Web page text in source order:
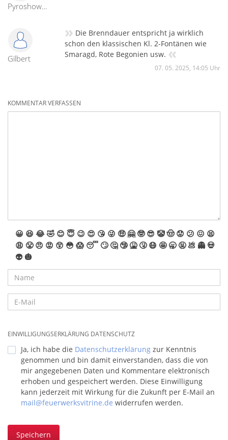
Pyroshowmaster
Gilbert
» Die Brenndauer entspricht ja wirklich
schon den klassischen Kl. 2-Fontänen wie
Smaragd, Rote Begonien usw. «
07. 05. 2025, 14:05 Uhr
KOMMENTAR VERFASSEN
😀 😆 😂🤣 😊 😇 😉 😍 😘 😜 🤑 🤗 🤓 😎 🤡🤠 😟 😕 😖 😫
😩 😤 😠 😡 😲 😳 😱 😴 🙄 🤔 🤥 🤮 🤧 😷 🤩 🥱 🤬 💩 👻 💀
👽 🎃
EINWILLIGUNGSERKLÄRUNG DATENSCHUTZ
Ja, ich habe die Datenschutzerklärung zur Kenntnis
genommen und bin damit einverstanden, dass die von
mir angegebenen Daten und Kommentare elektronisch
erhoben und gespeichert werden. Diese Einwilligung
kann jederzeit mit Wirkung für die Zukunft per E-Mail an
mail@feuerwerksvitrine.de widerrufen werden.
Speichern